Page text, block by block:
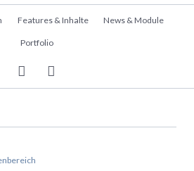
Features & Inhalte News & Module
Portfolio